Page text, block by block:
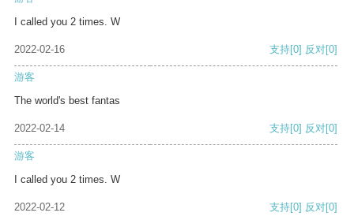
I called you 2 times. W
2022-02-16 支持[0] 反对[0]
游客
The world's best fantas
2022-02-14 支持[0] 反对[0]
游客
I called you 2 times. W
2022-02-12 支持[0] 反对[0]